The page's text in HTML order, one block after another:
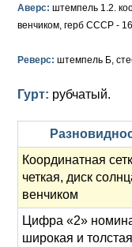
Памятные и
Сибирские
Серебро
Ливонезы
Альбертусталер
Анна Иоанновна
Петр I (1682-1725)
Золото
Серебро
Медь
Для Речи
Аверс: штемпель 1.2.
венчиком, герб СССР -
Реверс: штемпель Б,
Гурт: рубчатый.
Координатная
четкая, диск
венчиком
Цифра «2»
широкая и